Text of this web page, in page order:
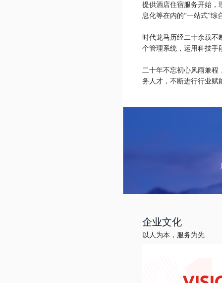
提供酒店住宿服务开始，
息化等在内的“一站式”综
时代龙马历经二十余载不
个管理系统，运用科技手
二十年不忘初心风雨兼
务人才，不断进行行业赋
企业文化
以人为本，服务为先